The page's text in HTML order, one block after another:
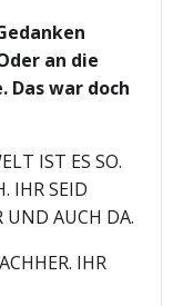
an die
Das war doch
IST ES SO.
IHR SEID
UND AUCH DA.
IHR